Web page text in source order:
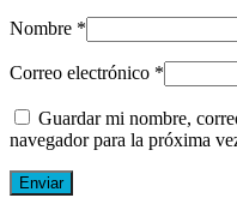
Nombre *
Correo electrónico *
Guardar mi nombre,
navegador para la próxima